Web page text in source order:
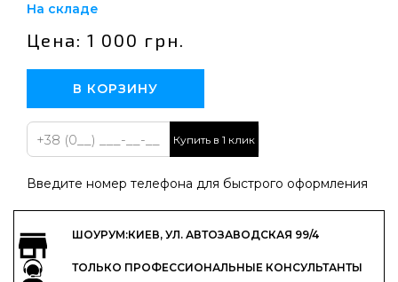
На складе
Цена: 1 000 грн.
В КОРЗИНУ
Купить в 1 клик
Введите номер телефона для быстрого оформления
ШОУРУМ:КИЕВ, УЛ. АВТОЗАВОДСКАЯ 99/4
ТОЛЬКО ПРОФЕССИОНАЛЬНЫЕ КОНСУЛЬТАНТЫ